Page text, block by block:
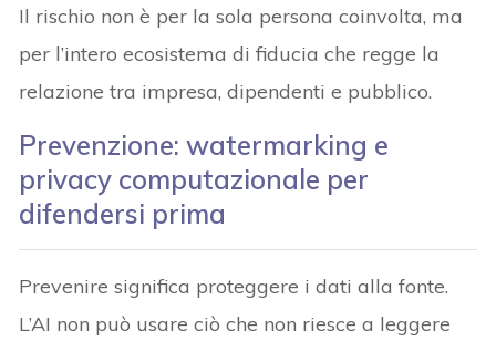
Il rischio non è per la sola persona coinvolta, ma
per l’intero ecosistema di fiducia che regge la
relazione tra impresa, dipendenti e pubblico.
Prevenzione: watermarking e
privacy computazionale per
difendersi prima
Prevenire significa proteggere i dati alla fonte.
L’AI non può usare ciò che non riesce a leggere